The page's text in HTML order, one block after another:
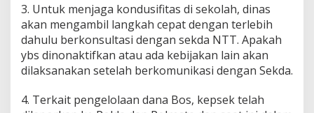
3. Untuk menjaga kondusifitas di sekolah, dinas
akan mengambil langkah cepat dengan terlebih
dahulu berkonsultasi dengan sekda NTT. Apakah
ybs dinonaktifkan atau ada kebijakan lain akan
dilaksanakan setelah berkomunikasi dengan Sekda.
4. Terkait pengelolaan dana Bos, kepsek telah